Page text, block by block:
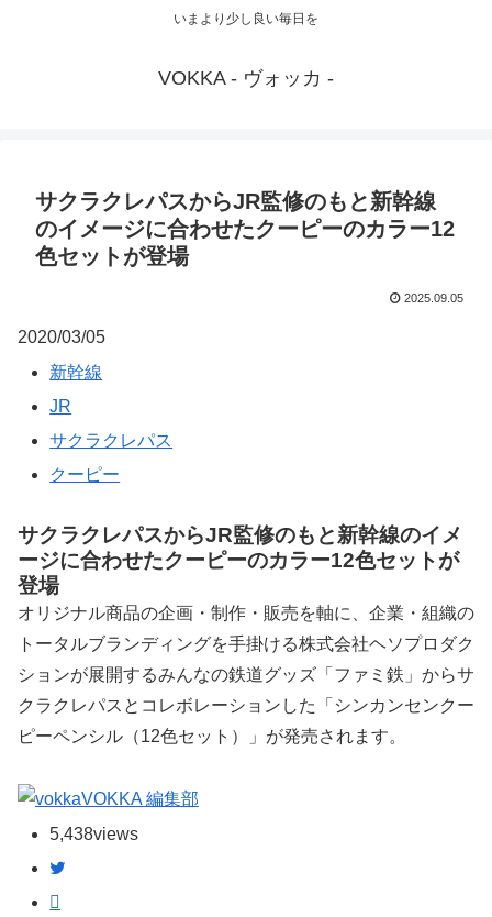
いまより少し良い毎日を
VOKKA - ヴォッカ -
サクラクレパスからJR監修のもと新幹線
のイメージに合わせたクーピーのカラー12
色セットが登場
2025.09.05
2020/03/05
新幹線
JR
サクラクレパス
クーピー
サクラクレパスからJR監修のもと新幹線のイメ
ージに合わせたクーピーのカラー12色セットが
登場
オリジナル商品の企画・制作・販売を軸に、企業・組織の
トータルブランディングを手掛ける株式会社ヘソプロダク
ションが展開するみんなの鉄道グッズ「ファミ鉄」からサ
クラクレパスとコレボレーションした「シンカンセンクー
ピーペンシル（12色セット）」が発売されます。
VOKKA 編集部
5,438views